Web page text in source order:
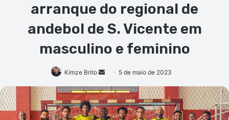
arranque do regional de
andebol de S. Vicente em
masculino e feminino
Kimze Brito
Mande
e-
mail
5 de maio de 2023